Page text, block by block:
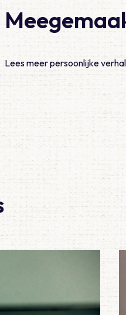
Lees meer persoonlijke
eerste 100 diensten als